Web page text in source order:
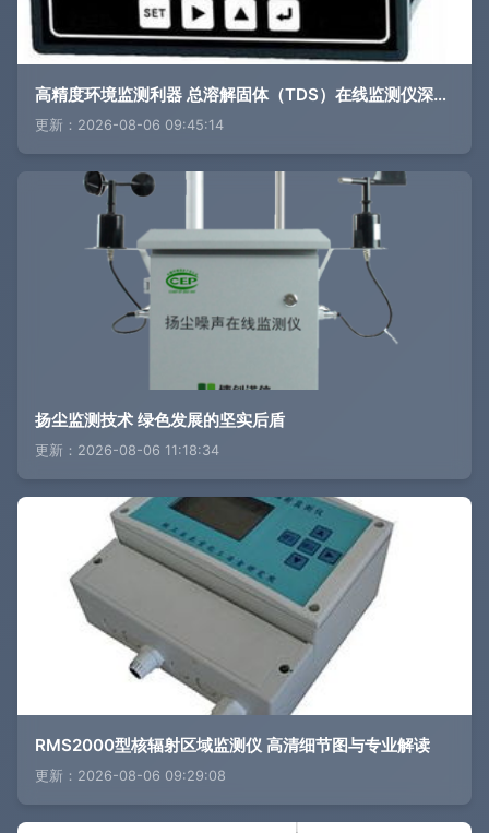
高精度环境监测利器 总溶解固体（TDS）在线监测仪深度解析',
更新：2026-08-06 09:45:14
扬尘监测技术 绿色发展的坚实后盾
更新：2026-08-06 11:18:34
RMS2000型核辐射区域监测仪 高清细节图与专业解读
更新：2026-08-06 09:29:08